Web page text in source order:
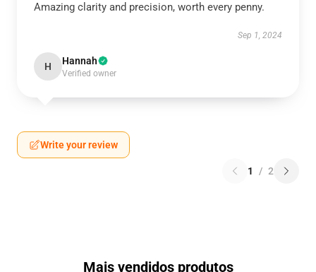
Amazing clarity and precision, worth every penny.
Sep 1, 2024
H Hannah
Verified owner
Write your review
1 / 2
Mais vendidos produtos